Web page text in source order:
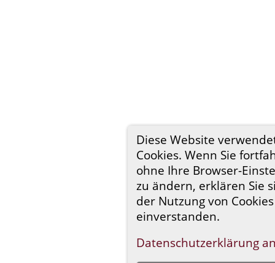
Diese Website
Cookies. Wenn Sie
ohne Ihre Browser-
zu ändern, erklären Sie
der Nutzung von Cookies
einverstanden.
Datenschutzerklärung